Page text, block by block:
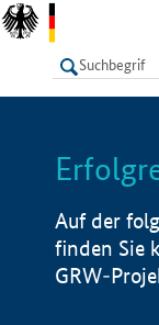
LISTE
Auf der
finden Sie
GRW-